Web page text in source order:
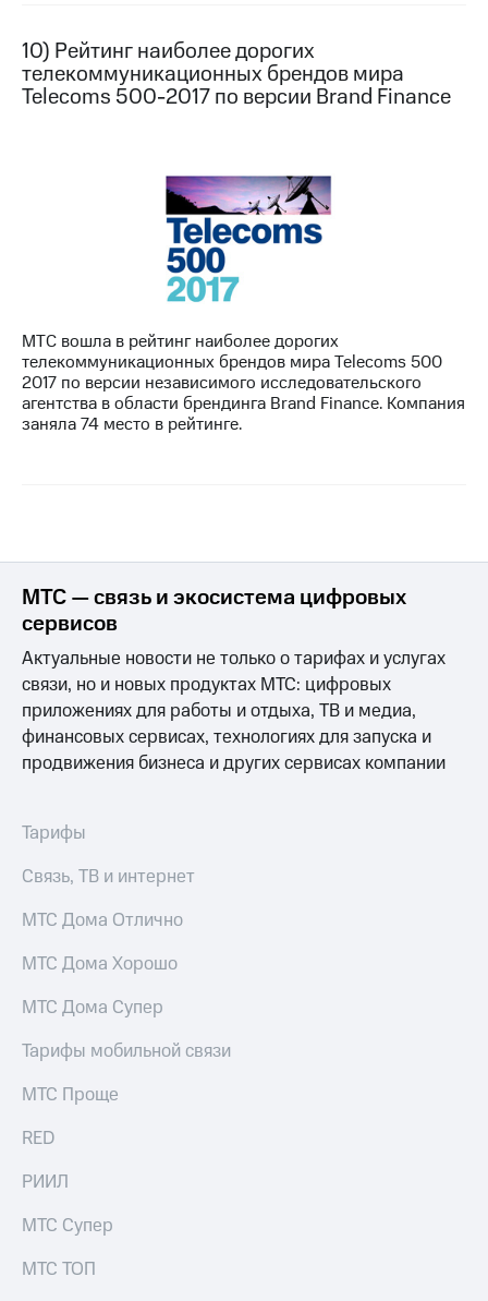
10) Рейтинг наиболее дорогих
телекоммуникационных брендов мира
Telecoms 500-2017 по версии Brand Finance
МТС вошла в рейтинг наиболее дорогих
телекоммуникационных брендов мира Telecoms 500
2017 по версии независимого исследовательского
агентства в области брендинга Brand Finance. Компания
заняла 74 место в рейтинге.
МТС — связь и экосистема цифровых
сервисов
Актуальные новости не только о тарифах и услугах
связи, но и новых продуктах МТС: цифровых
приложениях для работы и отдыха, ТВ и медиа,
финансовых сервисах, технологиях для запуска и
продвижения бизнеса и других сервисах компании
Тарифы
Связь, ТВ и интернет
МТС Дома Отлично
МТС Дома Хорошо
МТС Дома Супер
Тарифы мобильной связи
МТС Проще
RED
РИИЛ
МТС Супер
МТС ТОП